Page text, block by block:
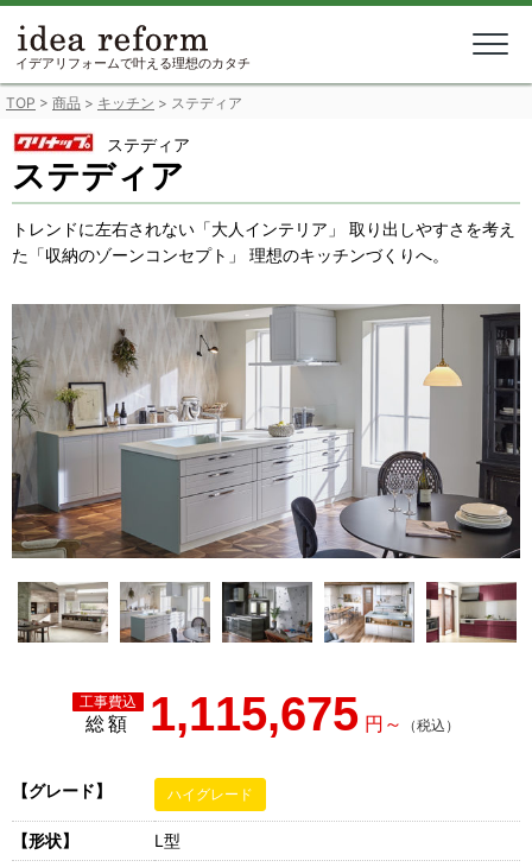
Skip
content
イデアリフォームで叶える理想のカタチ
TOP > 商品 > キッチン > ステディア
ステディア
ステディア
トレンドに左右されない「大人インテリア」 取り出しやすさを考え
た「収納のゾーンコンセプト」 理想のキッチンづくりへ。
総額 1,115,675
【グレード】 ハイグレード
【形状】
L型